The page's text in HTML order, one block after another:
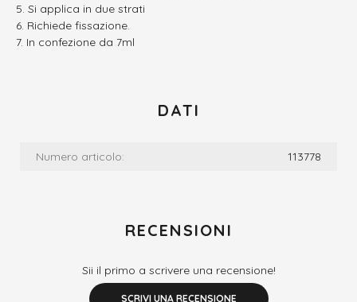
Si applica in due strati
Richiede fissazione.
In confezione da 7ml
DATI
Numero articolo: 113778
RECENSIONI
Sii il primo a scrivere una recensione!
SCRIVI UNA RECENSIONE